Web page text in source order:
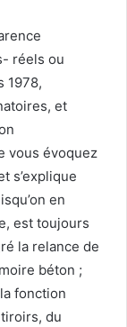
réels ou
1978,
et
vous évoquez
s’explique
en
est toujours
la relance de
béton ;
fonction
du